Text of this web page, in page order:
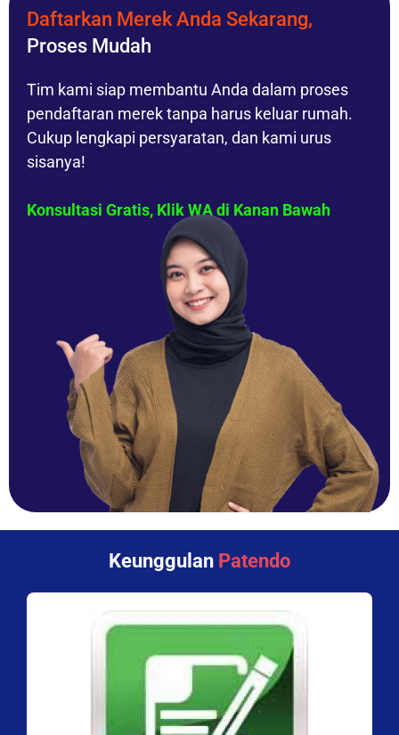
Daftarkan Merek Anda Sekarang,
Proses Mudah
Tim kami siap membantu Anda dalam proses
pendaftaran merek tanpa harus keluar rumah.
Cukup lengkapi persyaratan, dan kami urus
sisanya!
Konsultasi Gratis, Klik WA di Kanan Bawah
Keunggulan Patendo